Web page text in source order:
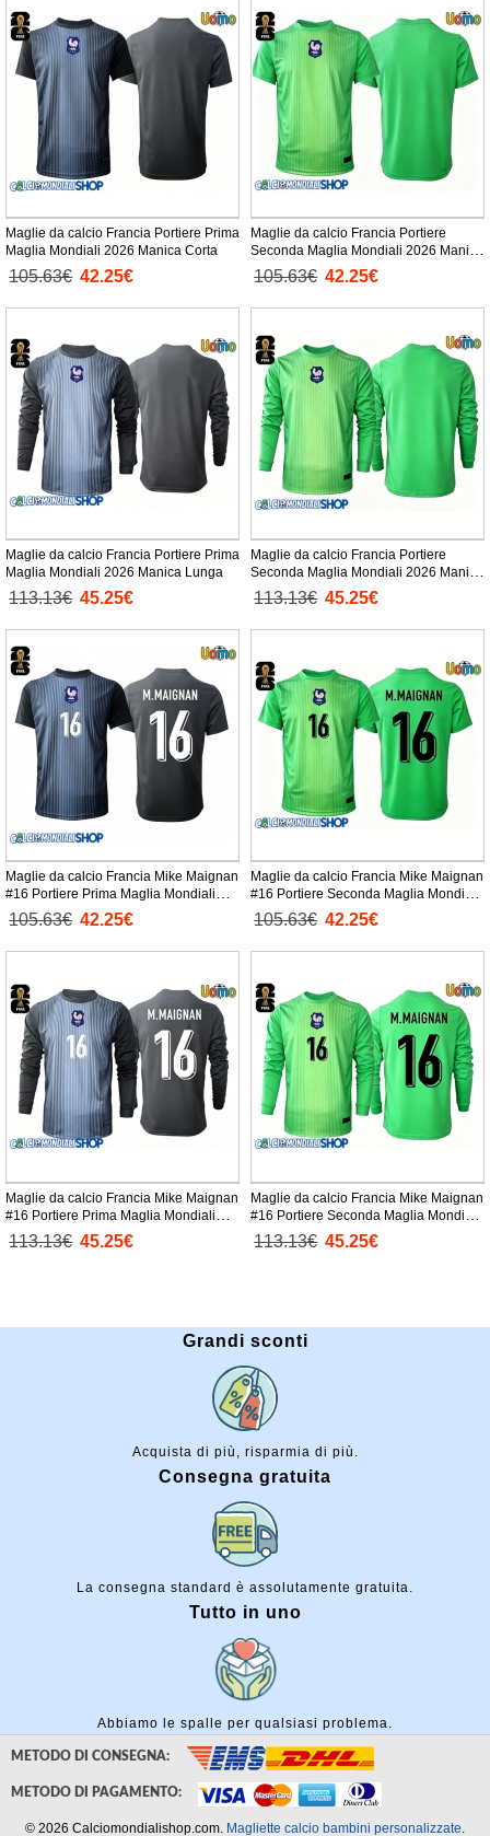
Maglie da calcio Francia Portiere Prima
Maglia Mondiali 2026 Manica Corta
105.63€ 42.25€
Maglie da calcio Francia Portiere
Seconda Maglia Mondiali 2026 Manica
Corta
105.63€ 42.25€
Maglie da calcio Francia Portiere Prima
Maglia Mondiali 2026 Manica Lunga
113.13€ 45.25€
Maglie da calcio Francia Portiere
Seconda Maglia Mondiali 2026 Manica
Lunga
113.13€ 45.25€
Maglie da calcio Francia Mike Maignan
#16 Portiere Prima Maglia Mondiali
2026 Manica Corta
105.63€ 42.25€
Maglie da calcio Francia Mike Maignan
#16 Portiere Seconda Maglia Mondiali
2026 Manica Corta
105.63€ 42.25€
Maglie da calcio Francia Mike Maignan
#16 Portiere Prima Maglia Mondiali
2026 Manica Lunga
113.13€ 45.25€
Maglie da calcio Francia Mike Maignan
#16 Portiere Seconda Maglia Mondiali
2026 Manica Lunga
113.13€ 45.25€
Grandi sconti
Acquista di più, risparmia di più.
Consegna gratuita
La consegna standard è assolutamente gratuita.
Tutto in uno
Abbiamo le spalle per qualsiasi problema.
METODO DI CONSEGNA:
METODO DI PAGAMENTO:
© 2026 Calciomondialishop.com. Magliette calcio bambini personalizzate.